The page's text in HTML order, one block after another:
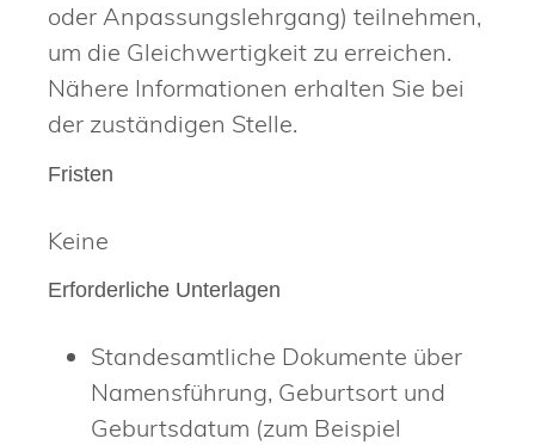
oder Anpassungslehrgang) teilnehmen,
um die Gleichwertigkeit zu erreichen.
Nähere Informationen erhalten Sie bei
der zuständigen Stelle.
Fristen
Keine
Erforderliche Unterlagen
Standesamtliche Dokumente über
Namensführung, Geburtsort und
Geburtsdatum (zum Beispiel